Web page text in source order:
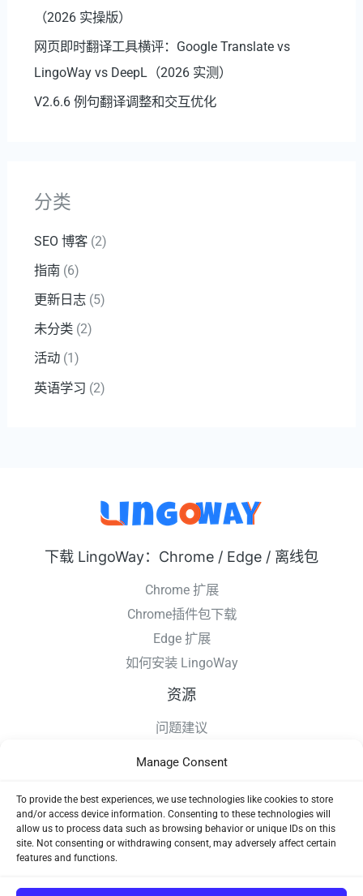
Manage Consent
To provide the best experiences, we use technologies like cookies to store
and/or access device information. Consenting to these technologies will
allow us to process data such as browsing behavior or unique IDs on this
site. Not consenting or withdrawing consent, may adversely affect certain
features and functions.
（2026 实操版）
网页即时翻译工具横评：Google Translate vs
LingoWay vs DeepL（2026 实测）
V2.6.6 例句翻译调整和交互优化
分类
SEO 博客(2)
指南(6)
更新日志(5)
未分类(2)
活动(1)
英语学习 (2)
下载 LingoWay：Chrome / Edge / 离线包
Chrome 扩展
Chrome插件包下载
Edge 扩展
如何安装 LingoWay
资源
问题建议
隐私条款
使用协议